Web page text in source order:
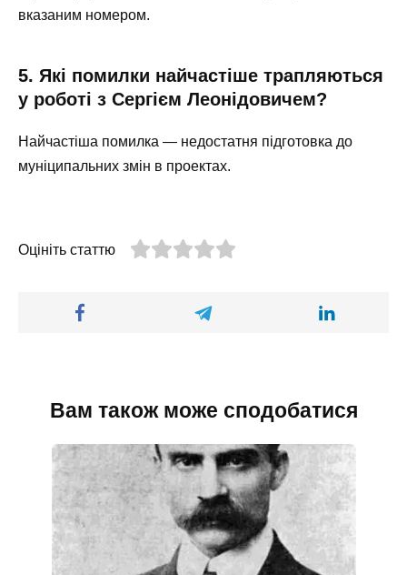
вказаним номером.
5. Які помилки найчастіше трапляються
у роботі з Сергієм Леонідовичем?
Найчастіша помилка — недостатня підготовка до
муніципальних змін в проектах.
Оцініть статтю
Вам також може сподобатися